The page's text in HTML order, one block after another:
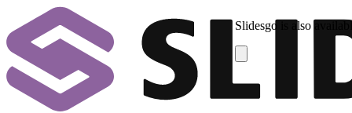
Slidesgo is also